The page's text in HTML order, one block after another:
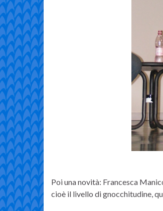
Poi una novità: Francesca
cioè il livello di gnocchitudine,